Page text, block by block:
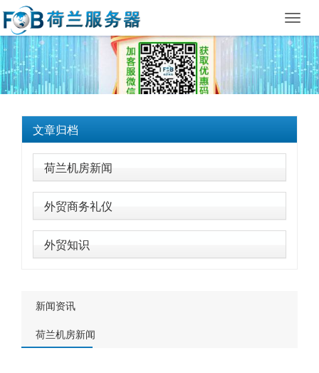
文章归档
荷兰机房新闻
外贸商务礼仪
外贸知识
新闻资讯
荷兰机房新闻